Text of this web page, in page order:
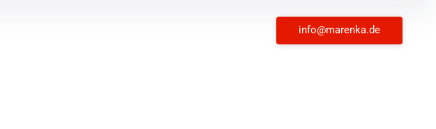
info@marenka.de